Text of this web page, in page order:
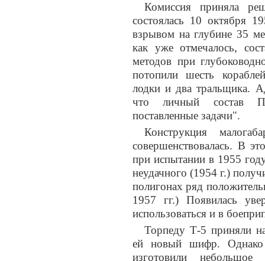
Комиссия приняла
состоялась 10 октября
взрывом на глубине 35
как уже отмечалось,
методов при
потопили шесть
лодки и два тральщика.
что личный состав
поставленные задачи".
Конструкция
совершенствовалась. В
при испытании в 1955
неудачного (1954 г.)
полигонах ряд
1957 гг.) Появилась
использоваться и в
Торпеду Т-5 приняли
ей новый шифр. Однако
изготовили